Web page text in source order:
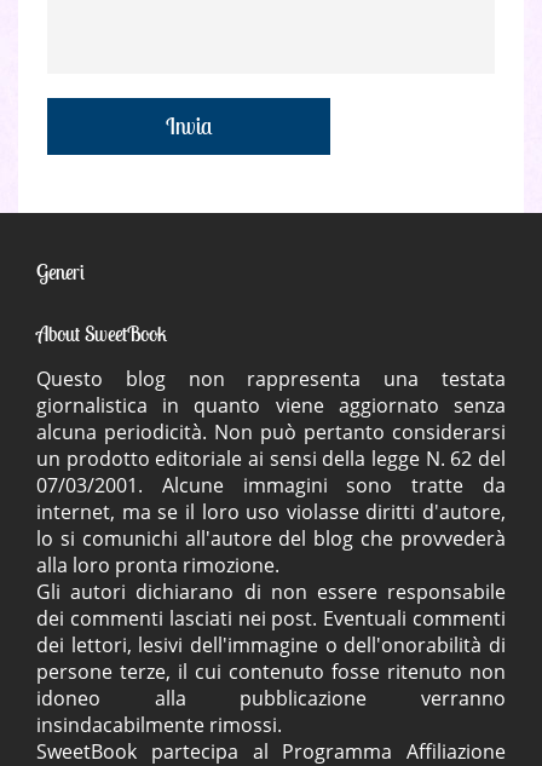
Generi
About SweetBook
Questo blog non rappresenta una testata
giornalistica in quanto viene aggiornato senza
alcuna periodicità. Non può pertanto considerarsi
un prodotto editoriale ai sensi della legge N. 62 del
07/03/2001. Alcune immagini sono tratte da
internet, ma se il loro uso violasse diritti d'autore,
lo si comunichi all'autore del blog che provvederà
alla loro pronta rimozione.
Gli autori dichiarano di non essere responsabile
dei commenti lasciati nei post. Eventuali commenti
dei lettori, lesivi dell'immagine o dell'onorabilità di
persone terze, il cui contenuto fosse ritenuto non
idoneo alla pubblicazione verranno
insindacabilmente rimossi.
SweetBook partecipa al Programma Affiliazione